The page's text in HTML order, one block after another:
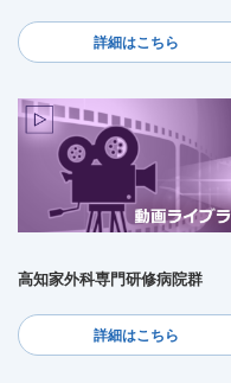
詳細はこちら
高知家外科専門研修病院群
詳細はこちら